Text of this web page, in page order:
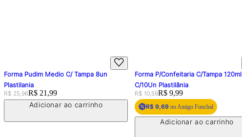
Forma Pudim Medio C/ Tampa 8un
Plastilania
Original price:
R$ 25,96Price:
R$ 21,99
Adicionar ao carrinho
Forma P/Confeitaria C/Tampa 120ml
C/10Un Plastilânia
Original price:
R$ 10,59Price:
R$ 9,99
R$ 9,69 no Amigo Funchal
Adicionar ao carrinho